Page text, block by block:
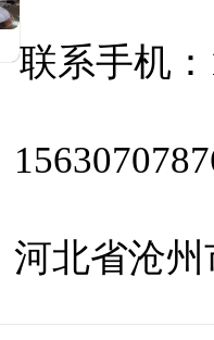
联系手机：
河北省沧